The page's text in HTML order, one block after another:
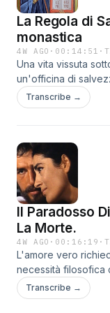
La Regola di
monastica
4W AGO · 00:14:51 ·
Una vita vissuta
un'officina di
attraverso
preghiera e lavoro
grandi-testimoni-
episodio include
Transcribe →
Il Paradosso
La Morte.
4W AGO · 00:16:19 ·
L'amore vero
necessità filosofica
precondizione per
un supporter di
Transcribe →